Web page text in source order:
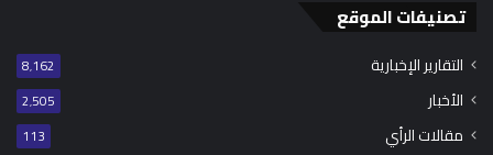
تصنيفات الموقع
التقارير الإخبارية 8٬162
الأخبار 2٬505
مقالات الرأي 113